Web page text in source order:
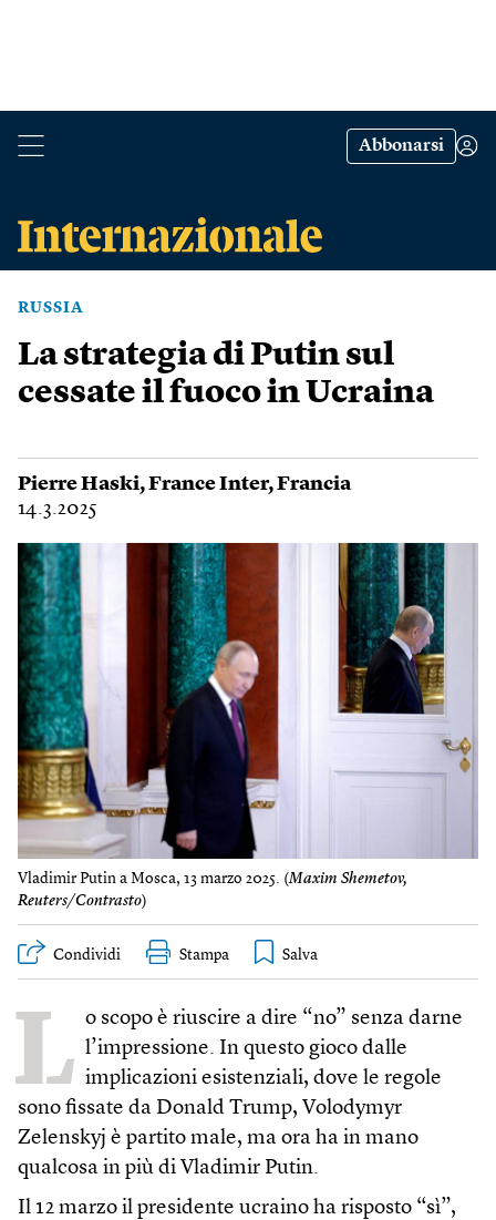
Abbonarsi
RUSSIA
La strategia di Putin sul
cessate il fuoco in Ucraina
Pierre Haski,France Inter,Francia
14.3.2025
Vladimir Putin a Mosca, 13 marzo 2025. (Maxim Shemetov,
Reuters/Contrasto)
Condividi Stampa
L o scopo è riuscire a dire “no” senza darne
l’impressione. In questo gioco dalle
implicazioni esistenziali, dove le regole
sono fissate da Donald Trump, Volodymyr
Zelenskyj è partito male, ma ora ha in mano
qualcosa in più di Vladimir Putin.
Il 12 marzo il presidente ucraino ha risposto “sì”,